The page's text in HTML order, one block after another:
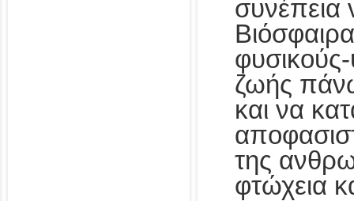
συνέπεια
ζωής
και να
της
φτώχεια